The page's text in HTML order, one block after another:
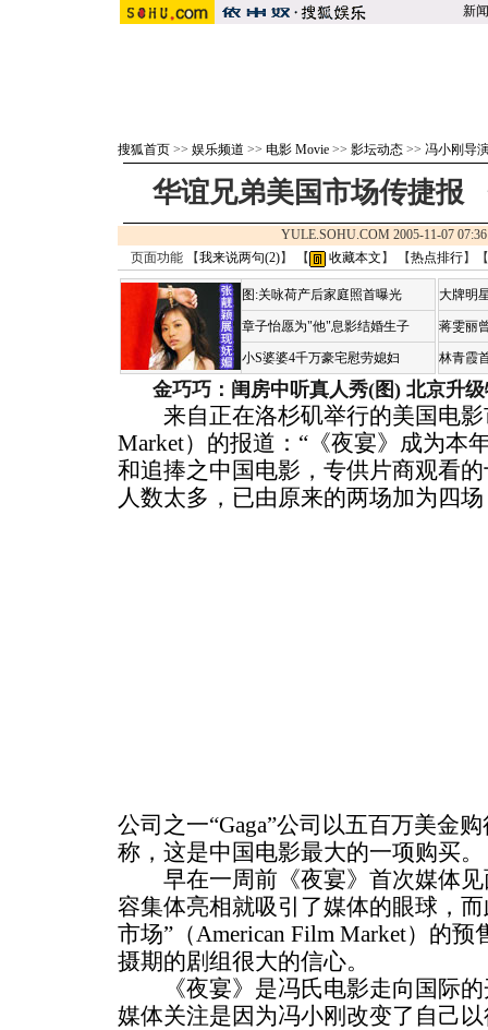
新闻
搜狐首页 >> 娱乐频道 >> 电影 Movie >> 影坛动态 >> 冯小刚导
华谊兄弟美国市场传捷报
YULE.SOHU.COM 2005-11-07
页面功能 【我来说两句(2)】 【 收藏本文 】 【热点排行】【
图:关咏荷产后家庭照首曝光
章子怡愿为"他"息影结婚生子
小S婆婆4千万豪宅慰劳媳妇
大牌明
蒋雯丽
林青霞
金巧巧：闺房中听真人秀(图) 北京升
来自正在洛杉矶举行的美国电影
Market）的报道：“《夜宴》成为本
和追捧之中国电影，专供片商观看
人数太多，已由原来的两场加为四
公司之一“Gaga”公司以五百万美金
称，这是中国电影最大的一项购买。
早在一周前《夜宴》首次媒体见
容集体亮相就吸引了媒体的眼球，
市场”（American Film Market）的
摄期的剧组很大的信心。
《夜宴》是冯氏电影走向国际的
媒体关注是因为冯小刚改变了自己